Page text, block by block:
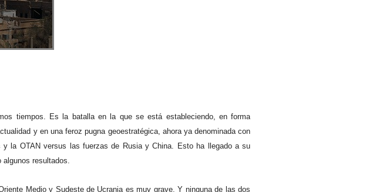
tiempos. Es la batalla en la que se está estableciendo, en forma
y en una feroz pugna geoestratégica, ahora ya denominada con
la OTAN versus las fuerzas de Rusia y China. Esto ha llegado a su
resultados.
Medio y Sudeste de Ucrania es muy grave. Y ninguna de las dos